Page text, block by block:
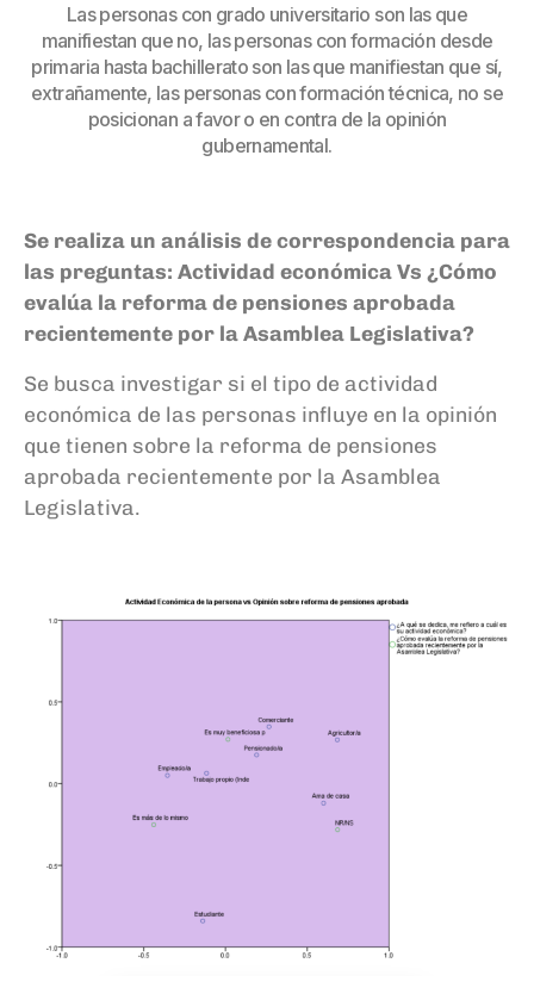
Las personas con grado universitario son las que
manifiestan que no, las personas con formación desde
primaria hasta bachillerato son las que manifiestan que sí,
extrañamente, las personas con formación técnica, no se
posicionan a favor o en contra de la opinión
gubernamental.
Se realiza un análisis de correspondencia para
las preguntas: Actividad económica Vs ¿Cómo
evalúa la reforma de pensiones aprobada
recientemente por la Asamblea Legislativa?
Se busca investigar si el tipo de actividad
económica de las personas influye en la opinión
que tienen sobre la reforma de pensiones
aprobada recientemente por la Asamblea
Legislativa.